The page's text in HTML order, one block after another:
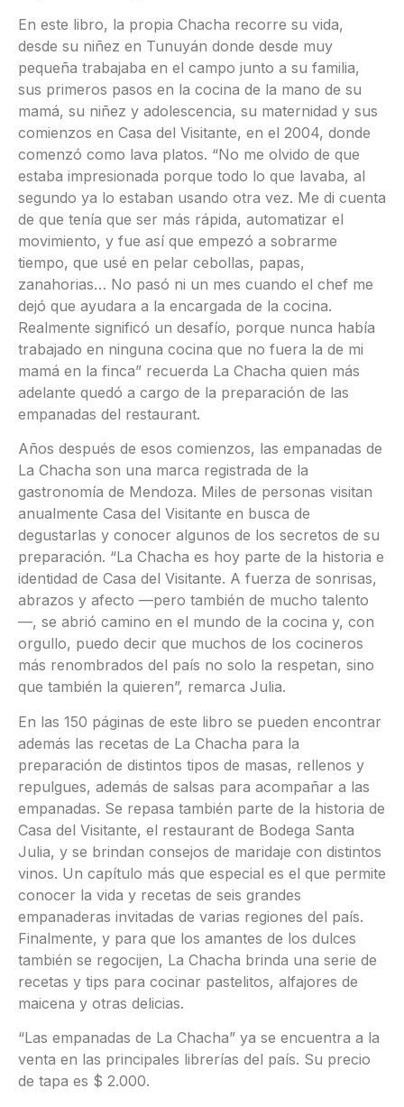
En este libro, la propia Chacha recorre su vida,
desde su niñez en Tunuyán donde desde muy
pequeña trabajaba en el campo junto a su familia,
sus primeros pasos en la cocina de la mano de su
mamá, su niñez y adolescencia, su maternidad y sus
comienzos en Casa del Visitante, en el 2004, donde
comenzó como lava platos. “No me olvido de que
estaba impresionada porque todo lo que lavaba, al
segundo ya lo estaban usando otra vez. Me di cuenta
de que tenía que ser más rápida, automatizar el
movimiento, y fue así que empezó a sobrarme
tiempo, que usé en pelar cebollas, papas,
zanahorias… No pasó ni un mes cuando el chef me
dejó que ayudara a la encargada de la cocina.
Realmente significó un desafío, porque nunca había
trabajado en ninguna cocina que no fuera la de mi
mamá en la finca” recuerda La Chacha quien más
adelante quedó a cargo de la preparación de las
empanadas del restaurant.
Años después de esos comienzos, las empanadas de
La Chacha son una marca registrada de la
gastronomía de Mendoza. Miles de personas visitan
anualmente Casa del Visitante en busca de
degustarlas y conocer algunos de los secretos de su
preparación. “La Chacha es hoy parte de la historia e
identidad de Casa del Visitante. A fuerza de sonrisas,
abrazos y afecto —pero también de mucho talento
—, se abrió camino en el mundo de la cocina y, con
orgullo, puedo decir que muchos de los cocineros
más renombrados del país no solo la respetan, sino
que también la quieren”, remarca Julia.
En las 150 páginas de este libro se pueden encontrar
además las recetas de La Chacha para la
preparación de distintos tipos de masas, rellenos y
repulgues, además de salsas para acompañar a las
empanadas. Se repasa también parte de la historia de
Casa del Visitante, el restaurant de Bodega Santa
Julia, y se brindan consejos de maridaje con distintos
vinos. Un capítulo más que especial es el que permite
conocer la vida y recetas de seis grandes
empanaderas invitadas de varias regiones del país.
Finalmente, y para que los amantes de los dulces
también se regocijen, La Chacha brinda una serie de
recetas y tips para cocinar pastelitos, alfajores de
maicena y otras delicias.
“Las empanadas de La Chacha” ya se encuentra a la
venta en las principales librerías del país. Su precio
de tapa es $ 2.000.